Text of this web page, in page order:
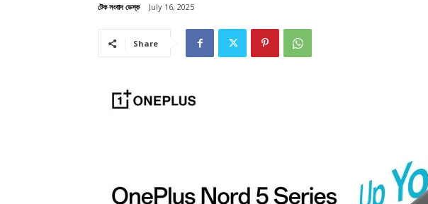
টেক সংবাদ ডেস্ক July 16, 2025
Share